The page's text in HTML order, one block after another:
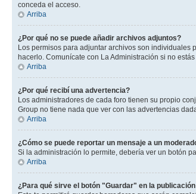
conceda el acceso.
Arriba
¿Por qué no se puede añadir archivos adjuntos?
Los permisos para adjuntar archivos son individuales
hacerlo. Comunícate con La Administración si no
Arriba
¿Por qué recibí una advertencia?
Los administradores de cada foro tienen su propio
Group no tiene nada que ver con las advertencias
Arriba
¿Cómo se puede reportar un mensaje a un
Si la administración lo permite, debería ver un botón
Arriba
¿Para qué sirve el botón "Guardar" en la